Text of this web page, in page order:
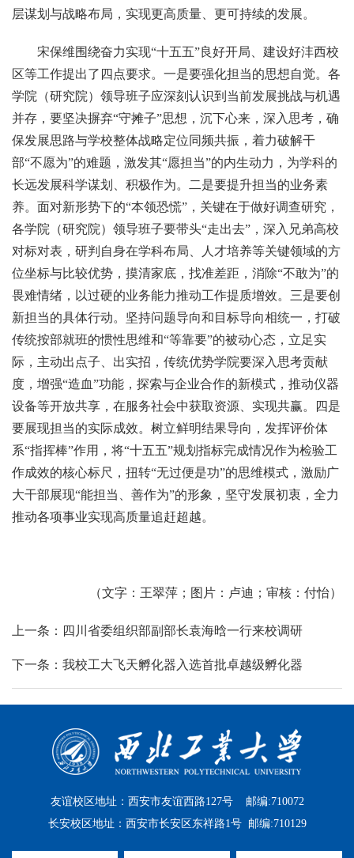
层谋划与战略布局，实现更高质量、更可持续的发展。
宋保维围绕奋力实现“十五五”良好开局、建设好沣西校
区等工作提出了四点要求。一是要强化担当的思想自觉。各
学院（研究院）领导班子应深刻认识到当前发展挑战与机遇
并存，要坚决摒弃“守摊子”思想，沉下心来，深入思考，确
保发展思路与学校整体战略定位同频共振，着力破解干
部“不愿为”的难题，激发其“愿担当”的内生动力，为学科的
长远发展科学谋划、积极作为。二是要提升担当的业务素
养。面对新形势下的“本领恐慌”，关键在于做好调查研究，
各学院（研究院）领导班子要带头“走出去”，深入兄弟高校
对标对表，研判自身在学科布局、人才培养等关键领域的方
位坐标与比较优势，摸清家底，找准差距，消除“不敢为”的
畏难情绪，以过硬的业务能力推动工作提质增效。三是要创
新担当的具体行动。坚持问题导向和目标导向相统一，打破
传统按部就班的惯性思维和“等靠要”的被动心态，立足实
际，主动出点子、出实招，传统优势学院要深入思考贡献
度，增强“造血”功能，探索与企业合作的新模式，推动仪器
设备等开放共享，在服务社会中获取资源、实现共赢。四是
要展现担当的实际成效。树立鲜明结果导向，发挥评价体
系“指挥棒”作用，将“十五五”规划指标完成情况作为检验工
作成效的核心标尺，扭转“无过便是功”的思维模式，激励广
大干部展现“能担当、善作为”的形象，坚守发展初衷，全力
推动各项事业实现高质量追赶超越。
（文字：王翠萍；图片：卢迪；审核：付怡）
上一条：四川省委组织部副部长袁海晗一行来校调研
下一条：我校工大飞天孵化器入选首批卓越级孵化器
友谊校区地址：西安市友谊西路127号 邮编:710072
长安校区地址：西安市长安区东祥路1号 邮编:710129